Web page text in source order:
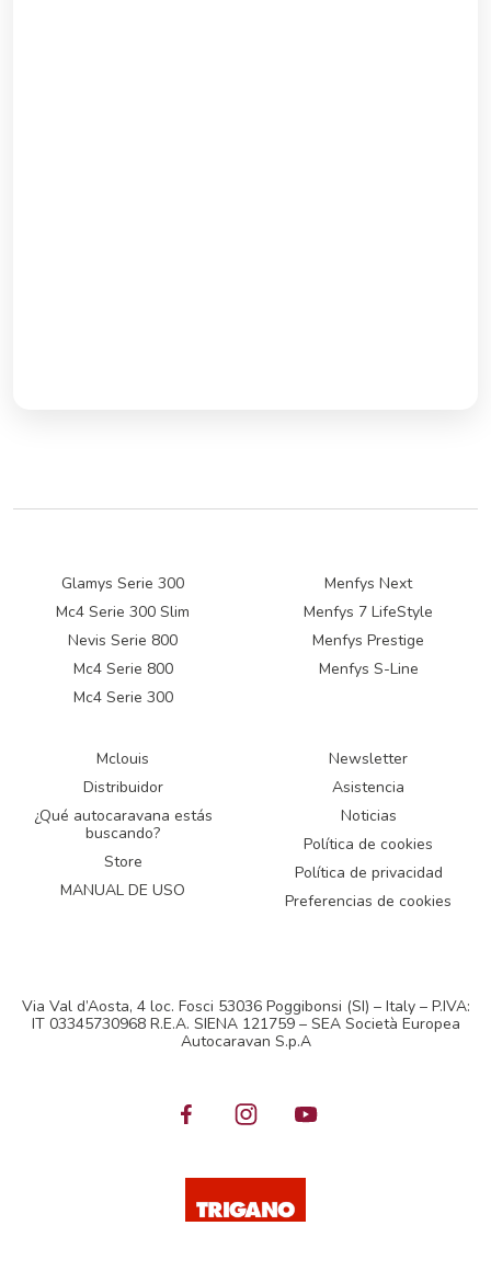
Glamys Serie 300
Mc4 Serie 300 Slim
Nevis Serie 800
Mc4 Serie 800
Mc4 Serie 300
Menfys Next
Menfys 7 LifeStyle
Menfys Prestige
Menfys S-Line
Mclouis
Distribuidor
¿Qué autocaravana estás
buscando?
Store
MANUAL DE USO
Newsletter
Asistencia
Noticias
Política de cookies
Política de privacidad
Preferencias de cookies
Via Val d’Aosta, 4 loc. Fosci 53036 Poggibonsi (SI) – Italy – P.IVA:
IT 03345730968 R.E.A. SIENA 121759 – SEA Società Europea
Autocaravan S.p.A